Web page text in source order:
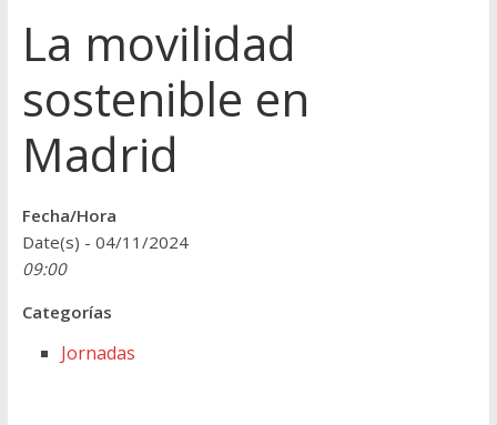
La movilidad
sostenible en
Madrid
Fecha/Hora
Date(s) - 04/11/2024
09:00
Categorías
Jornadas